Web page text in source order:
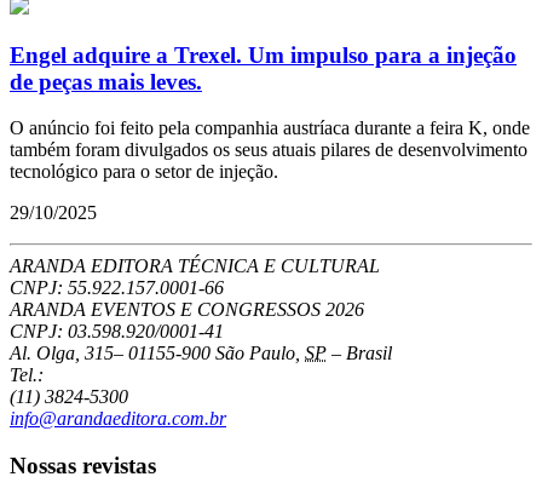
Engel adquire a Trexel. Um impulso para a injeção
de peças mais leves.
O anúncio foi feito pela companhia austríaca durante a feira K, onde
também foram divulgados os seus atuais pilares de desenvolvimento
tecnológico para o setor de injeção.
29/10/2025
ARANDA EDITORA TÉCNICA E CULTURAL
CNPJ: 55.922.157.0001-66
ARANDA EVENTOS E CONGRESSOS 2026
CNPJ: 03.598.920/0001-41
Al. Olga, 315– 01155-900 São Paulo SP – Brasil
Tel.:
(11) 3824-5300
info@arandaeditora.com.br
Nossas revistas